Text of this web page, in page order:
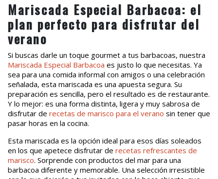
Mariscada Especial Barbacoa: el
plan perfecto para disfrutar del
verano
Si buscas darle un toque gourmet a tus barbacoas, nuestra
Mariscada Especial Barbacoa es justo lo que necesitas. Ya
sea para una comida informal con amigos o una celebración
señalada, esta mariscada es una apuesta segura. Su
preparación es sencilla, pero el resultado es de restaurante.
Y lo mejor: es una forma distinta, ligera y muy sabrosa de
disfrutar de recetas de marisco para el verano sin tener que
pasar horas en la cocina.
Esta mariscada es la opción ideal para esos días soleados
en los que apetece disfrutar de recetas refrescantes de
marisco. Sorprende con productos del mar para una
barbacoa diferente y memorable. Una selección irresistible